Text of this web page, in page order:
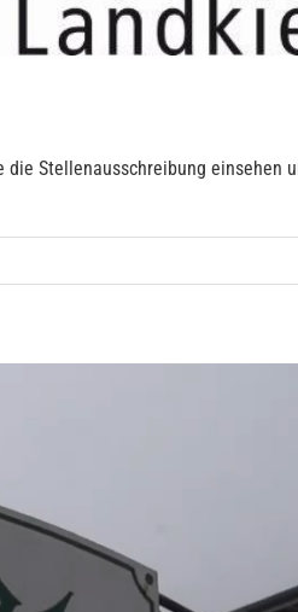
Stellenausschreibung einsehen